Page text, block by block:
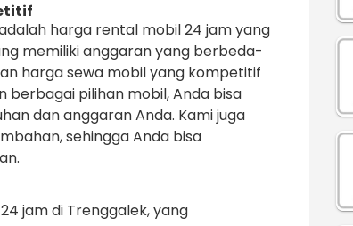
harga rental mobil 24 jam yang
memiliki anggaran yang berbeda-
harga sewa mobil yang kompetitif
pilihan mobil, Anda bisa
dan anggaran Anda. Kami juga
sehingga Anda bisa
jam di Trenggalek, yang